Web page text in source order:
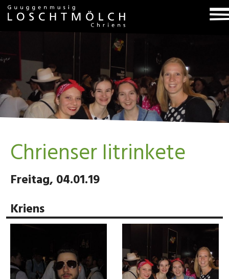
Chrienser Iitrinkete
Freitag, 04.01.19
Kriens